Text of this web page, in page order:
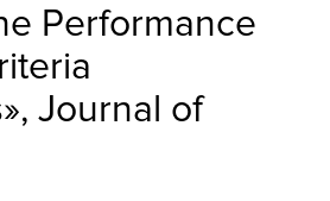
Performance
Journal of